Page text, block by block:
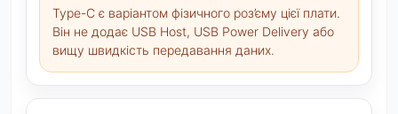
Type-C є варіантом фізичного роз’єму цієї плати.
Він не додає USB Host, USB Power Delivery або
вищу швидкість передавання даних.